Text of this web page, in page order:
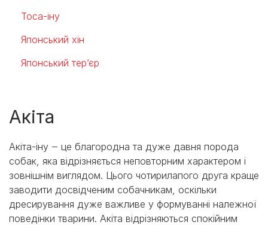
Тоса-іну
Японський хін
Японський тер’єр
Акіта
Акіта-іну ‒ це благородна та дуже давня порода
собак, яка відрізняється неповторним характером і
зовнішнім виглядом. Цього чотирилапого друга краще
заводити досвідченим собачникам, оскільки
дресирування дуже важливе у формуванні належної
поведінки тварини. Акіта відрізняються спокійним